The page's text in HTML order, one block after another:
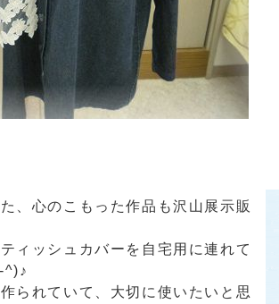
、心のこもった作品も沢山展示販
ィッシュカバーを自宅用に連れて
^)♪
られていて、大切に使いたいと思